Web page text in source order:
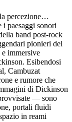
percezione…
i paesaggi sonori
band post-rock
pionieri del
immersive
Esibendosi
Cambuzat
e rumore che
di Dickinson
— sono
portali fluidi
in reami